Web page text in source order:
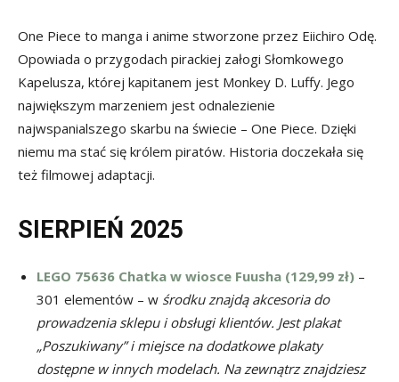
One Piece to manga i anime stworzone przez Eiichiro Odę.
Opowiada o przygodach pirackiej załogi Słomkowego
Kapelusza, której kapitanem jest Monkey D. Luffy. Jego
największym marzeniem jest odnalezienie
najwspanialszego skarbu na świecie – One Piece. Dzięki
niemu ma stać się królem piratów. Historia doczekała się
też filmowej adaptacji.
SIERPIEŃ 2025
LEGO 75636 Chatka w wiosce Fuusha (129,99 zł) –
301 elementów – w środku znajdą akcesoria do
prowadzenia sklepu i obsługi klientów. Jest plakat
„Poszukiwany” i miejsce na dodatkowe plakaty
dostępne w innych modelach. Na zewnątrz znajdziesz